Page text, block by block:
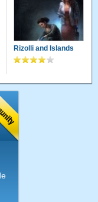
Rizolli and Islands